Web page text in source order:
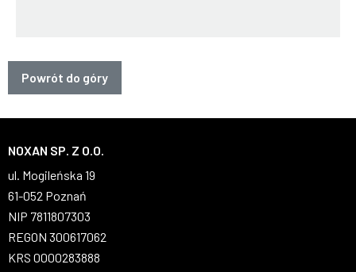
Powrót do góry
NOXAN SP. Z O.O.
ul. Mogileńska 19
61-052 Poznań
NIP 7811807303
REGON 300617062
KRS 0000283888